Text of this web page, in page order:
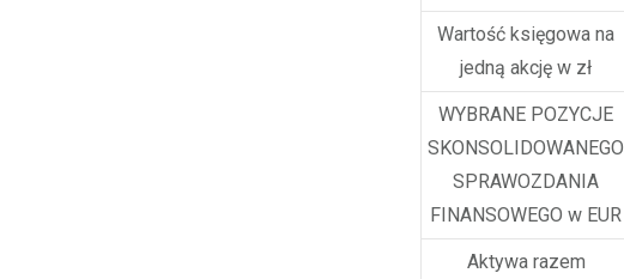
Wartość księgowa na
jedną akcję w zł
WYBRANE POZYCJE
SKONSOLIDOWANEGO
SPRAWOZDANIA
FINANSOWEGO w EUR
Aktywa razem